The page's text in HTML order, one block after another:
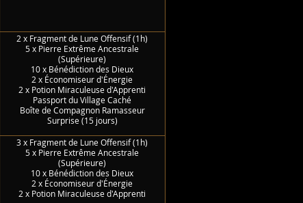
2 x Fragment de Lune Offensif (1h)
5 x Pierre Extrême Ancestrale
(Supérieure)
10 x Bénédiction des Dieux
2 x Économiseur d'Énergie
2 x Potion Miraculeuse d'Apprenti
Passport du Village Caché
Boîte de Compagnon Ramasseur
Surprise (15 jours)
3 x Fragment de Lune Offensif (1h)
5 x Pierre Extrême Ancestrale
(Supérieure)
10 x Bénédiction des Dieux
2 x Économiseur d'Énergie
2 x Potion Miraculeuse d'Apprenti